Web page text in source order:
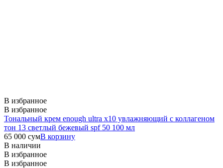
В избранное
В избранное
Тональный крем enough ultra x10 увлажняющий c коллагеном
тон 13 светлый бежевый spf 50 100 мл
65 000 сумВ корзину
В наличии
В избранное
В избранное